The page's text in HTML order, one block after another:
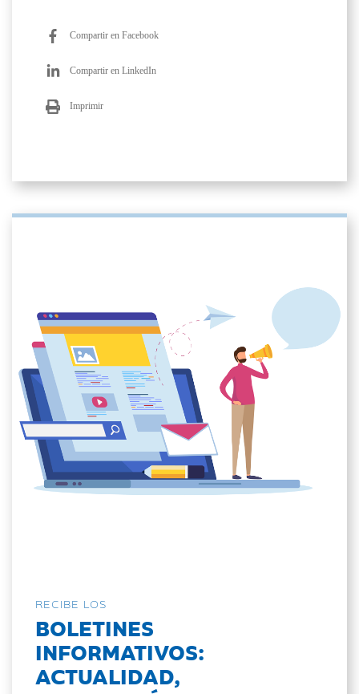
Compartir en Facebook
Compartir en LinkedIn
Imprimir
RECIBE LOS
BOLETINES
INFORMATIVOS:
ACTUALIDAD,